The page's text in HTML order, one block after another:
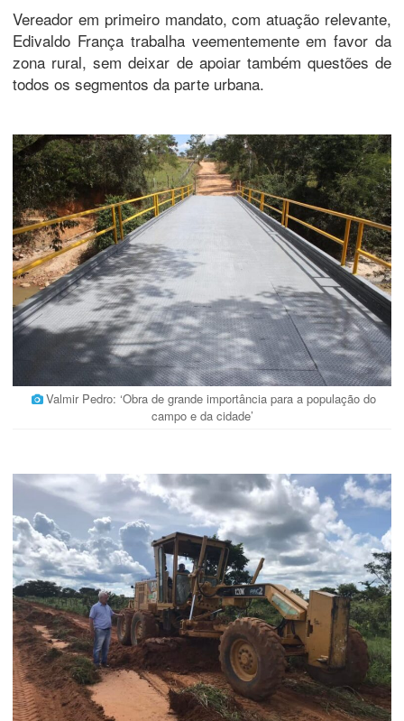
Vereador em primeiro mandato, com atuação relevante,
Edivaldo França trabalha veementemente em favor da
zona rural, sem deixar de apoiar também questões de
todos os segmentos da parte urbana.
Valmir Pedro: ‘Obra de grande importância para a população do
campo e da cidade’